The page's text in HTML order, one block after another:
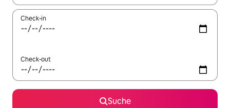
Check-in
Check-out
Suche